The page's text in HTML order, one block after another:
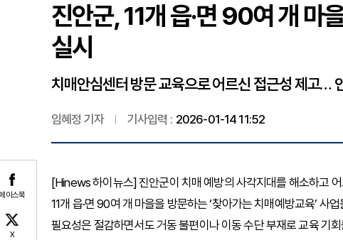
이스북
X
진안군, 11개 읍·면 90여 개 마
실시
치매안심센터 방문 교육으로 어르신 접근성 제고…
임혜정 기자 기사입력 : 2026-01-14 11:52
[Hinews 하이뉴스] 진안군이 치매 예방의 사각지대를 해소하고
11개 읍·면 90여 개 마을을 방문하는 ‘찾아가는 치매예방교육’ 사
필요성은 절감하면서도 거동 불편이나 이동 수단 부재로 교육 기